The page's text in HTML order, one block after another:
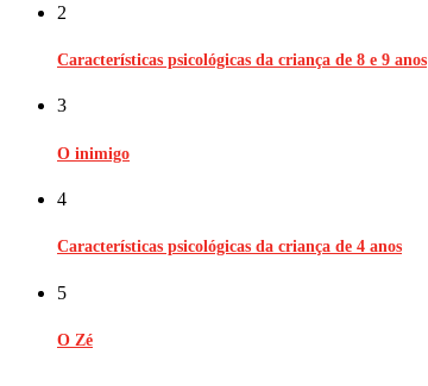
2
Características psicológicas da criança de 8 e 9 anos
3
O inimigo
4
Características psicológicas da criança de 4 anos
5
O Zé